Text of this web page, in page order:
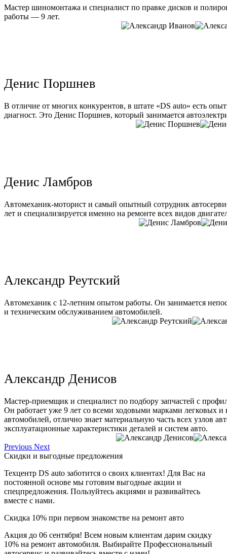
Мастер шиномонтажа и специалист по правке дисков и
работы — 9 лет.
Денис Поршнев
В отличие от многих конкурентов, в штате «DS auto» есть
диагност. Это Денис Поршнев, который занимается
Денис Ламбров
Автомеханик-моторист и самый опытный сотрудник
лет и специализируется именно на ремонте всех видов
Александр Реутский
Автомеханик с 12-летним опытом работы. Он занимается
и техническим обслуживанием автомобилей.
Александр Денисов
Мастер-приемщик и специалист по подбору запчастей с
Он работает уже 9 лет со всеми ходовыми марками легковых и
автомобилей, отлично знает материальную часть всех узлов
эксплуатационные характеристики деталей и систем авто.
Previous Next
Скидки и выгодные предложения
Техцентр DS auto заботится о своих клиентах! Для Вас на
постоянной основе мы готовим выгодные акции и
спецпредложения. Пользуйтесь акциями и развивайтесь
вместе с нами.
Скидка 10% при первом знакомстве на ремонт авто
Акция до 06 сентября! Всем новым клиентам дарим скидку
10% на ремонт автомобиля. Выбирайте Профессиональный